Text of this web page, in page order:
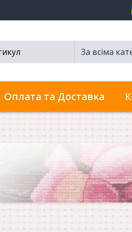
За всіма
Оплата та Доставка